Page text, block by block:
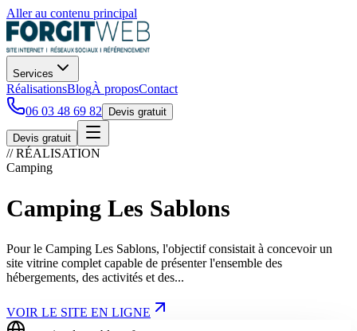
Aller au contenu principal
Services
RéalisationsBlogÀ proposContact
06 03 48 69 82
Devis gratuit
Devis gratuit
// RÉALISATION
Camping
Camping Les Sablons
Pour le Camping Les Sablons, l'objectif consistait à concevoir un
site vitrine complet capable de présenter l'ensemble des
hébergements, des activités et des...
VOIR LE SITE EN LIGNE